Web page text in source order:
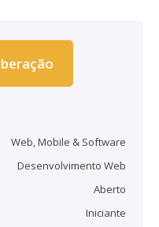
Web, Mobile & Software
Desenvolvimento Web
Aberto
Iniciante